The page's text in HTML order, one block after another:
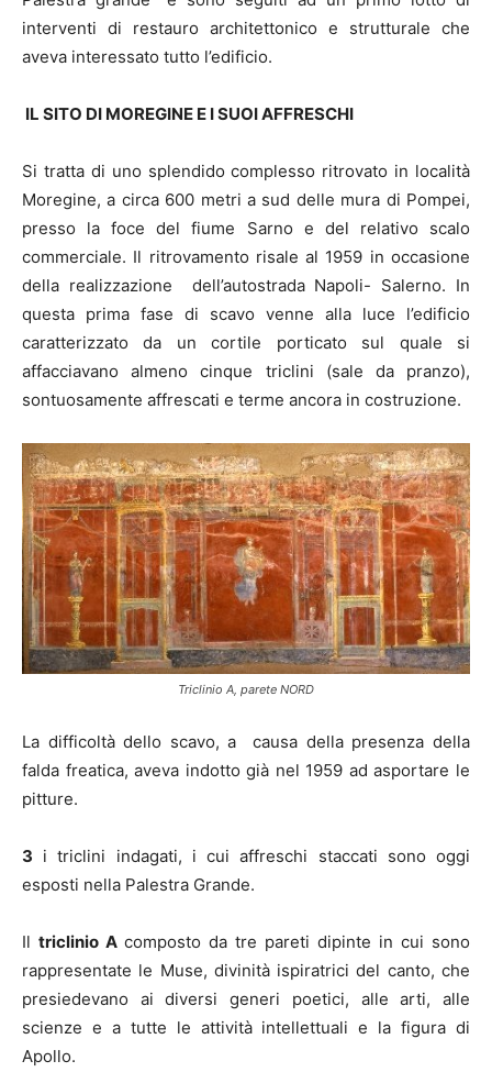
interventi di restauro architettonico e strutturale che
aveva interessato tutto l’edificio.
IL SITO DI MOREGINE E I SUOI AFFRESCHI
Si tratta di uno splendido complesso ritrovato in località
Moregine, a circa 600 metri a sud delle mura di Pompei,
presso la foce del fiume Sarno e del relativo scalo
commerciale. Il ritrovamento risale al 1959 in occasione
della realizzazione dell’autostrada Napoli- Salerno. In
questa prima fase di scavo venne alla luce l’edificio
caratterizzato da un cortile porticato sul quale si
affacciavano almeno cinque triclini (sale da pranzo),
sontuosamente affrescati e terme ancora in costruzione.
Triclinio A, parete NORD
La difficoltà dello scavo, a causa della presenza della
falda freatica, aveva indotto già nel 1959 ad asportare le
pitture.
3 i triclini indagati, i cui affreschi staccati sono oggi
esposti nella Palestra Grande.
Il triclinio A composto da tre pareti dipinte in cui sono
rappresentate le Muse, divinità ispiratrici del canto, che
presiedevano ai diversi generi poetici, alle arti, alle
scienze e a tutte le attività intellettuali e la figura di
Apollo.